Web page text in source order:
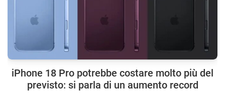
iPhone 18 Pro potrebbe costare molto più del
previsto: si parla di un aumento record